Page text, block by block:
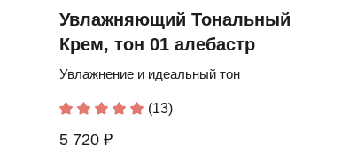
Увлажняющий Тональный
Крем, тон 01 алебастр
Увлажнение и идеальный тон
(13)
5 720 ₽